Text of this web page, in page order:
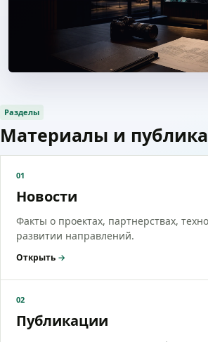
Разделы
Материалы и
01
Новости
Факты о проектах, партнерствах,
развитии направлений.
Открыть →
02
Публикации